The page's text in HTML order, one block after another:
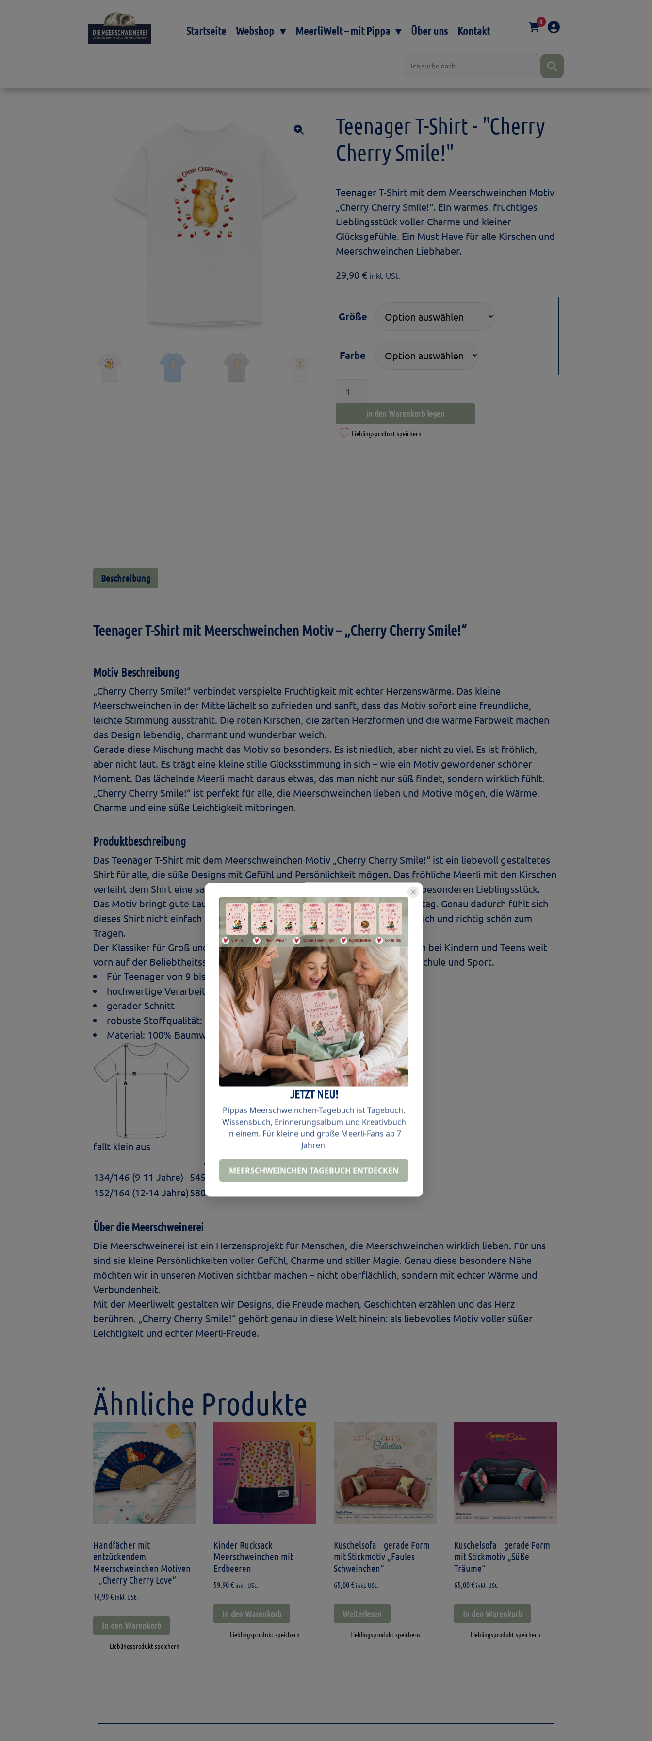
Startseite Webshop MeerliWelt – mit Pippa Über uns Kontakt
0
Teenager T-Shirt - "Cherry
Cherry Smile!"
Teenager T-Shirt mit dem Meerschweinchen Motiv
„Cherry Cherry Smile!“. Ein warmes, fruchtiges
Lieblingsstück voller Charme und kleiner
Glücksgefühle. Ein Must Have für alle Kirschen und
Meerschweinchen Liebhaber.
29,90 € inkl. USt.
Größe
Farbe
T-
in den Warenkorb legen
Lieblingsprodukt speichern
Beschreibung
Teenager T-Shirt mit Meerschweinchen Motiv – „Cherry Cherry Smile!“
Motiv Beschreibung
„Cherry Cherry Smile!“ verbindet verspielte Fruchtigkeit mit echter Herzenswärme. Das kleine
Meerschweinchen in der Mitte lächelt so zufrieden und sanft, dass das Motiv sofort eine freundliche,
leichte Stimmung ausstrahlt. Die roten Kirschen, die zarten Herzformen und die warme Farbwelt machen
das Design lebendig, charmant und wunderbar weich.
Gerade diese Mischung macht das Motiv so besonders. Es ist niedlich, aber nicht zu viel. Es ist fröhlich,
aber nicht laut. Es trägt eine kleine stille Glücksstimmung in sich – wie ein Motiv gewordener schöner
Moment. Das lächelnde Meerli macht daraus etwas, das man nicht nur süß findet, sondern wirklich fühlt.
„Cherry Cherry Smile!“ ist perfekt für alle, die Meerschweinchen lieben und Motive mögen, die Wärme,
Charme und eine süße Leichtigkeit mitbringen.
Produktbeschreibung
Das Teenager T-Shirt mit dem Meerschweinchen Motiv „Cherry Cherry Smile!“ ist ein liebevoll gestaltetes
Shirt für alle, die süße Designs mit Gefühl und Persönlichkeit mögen. Das fröhliche Meerli mit den Kirschen
verleiht dem Shirt eine sanfte, warme Ausstrahlung und macht es zu einem besonderen Lieblingsstück.
Das Motiv bringt gute Laune, Frische und eine kleine Portion Herz in den Alltag. Genau dadurch fühlt sich
dieses Shirt nicht einfach nur hübsch an, sondern besonders nahbar, freundlich und richtig schön zum
Tragen.
Der Klassiker für Groß und Klein: Unser aller Lieblingskleidungsstück ist auch bei Kindern und Teens weit
vorn auf der Beliebtheitsskala. Ein unverzichtbares Basisteil für Spielplatz, Schule und Sport.
Für Teenager von 9 bis 14 Jahren (auch für Kinder erhältlich)
hochwertige Verarbeitung: doppelte Nähte an den Säumen
gerader Schnitt
robuste Stoffqualität: 185g/m²
Material: 100% Baumwolle
fällt klein aus
A B
134/146 (9-11 Jahre) 545 mm
395 mm
152/164 (12-14 Jahre)580 mm
Über die Meerschweinerei
Die Meerschweinerei ist ein Herzensprojekt für Menschen, die Meerschweinchen wirklich lieben. Für uns
sind sie kleine Persönlichkeiten voller Gefühl, Charme und stiller Magie. Genau diese besondere Nähe
möchten wir in unseren Motiven sichtbar machen – nicht oberflächlich, sondern mit echter Wärme und
Verbundenheit.
Mit der Meerliwelt gestalten wir Designs, die Freude machen, Geschichten erzählen und das Herz
berühren. „Cherry Cherry Smile!“ gehört genau in diese Welt hinein: als liebevolles Motiv voller süßer
Leichtigkeit und echter Meerli-Freude.
Ähnliche Produkte
Handfächer mit
entzückendem
Meerschweinchen Motiven
– „Cherry Cherry Love“
14,99€ inkl. USt.
In den Warenkorb
Lieblingsprodukt speichern
Kinder Rucksack
Meerschweinchen mit
Erdbeeren
59,90€ inkl. USt.
In den Warenkorb
Lieblingsprodukt speichern
Kuschelsofa – gerade Form
mit Stickmotiv „Faules
Schweinchen“
65,00€ inkl. USt.
Weiterlesen
Lieblingsprodukt speichern
Kuschelsofa – gerade Form
mit Stickmotiv „Süße
Träume“
65,00€ inkl. USt.
In den Warenkorb
Lieblingsprodukt speichern
JETZT NEU!
Pippas Meerschweinchen-Tagebuch ist Tagebuch,
Wissensbuch, Erinnerungsalbum und Kreativbuch
in einem. Für kleine und große Meerli-Fans ab 7
Jahren.
MEERSCHWEINCHEN TAGEBUCH ENTDECKEN